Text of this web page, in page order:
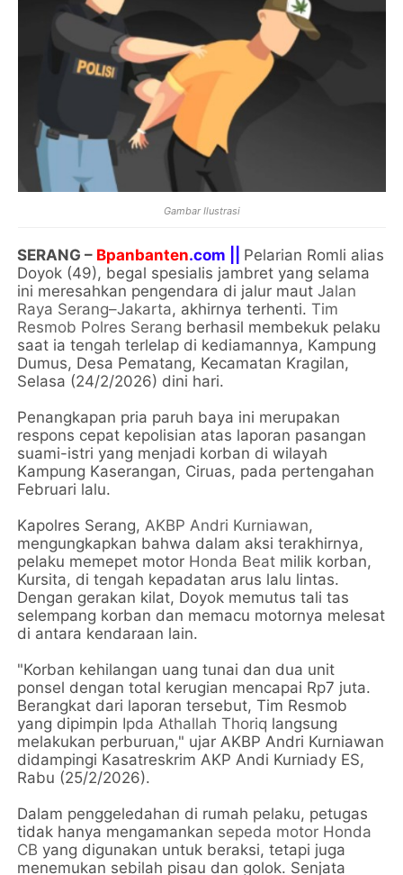
Gambar Ilustrasi
SERANG – Bpanbanten.com || Pelarian Romli alias
Doyok (49), begal spesialis jambret yang selama
ini meresahkan pengendara di jalur mautJalan
Raya Serang–Jakarta, akhirnya terhenti.Tim
Resmob Polres Serang berhasil membekuk pelaku
saat ia tengah terlelap di kediamannya, Kampung
Dumus, Desa Pematang, Kecamatan Kragilan,
Selasa (24/2/2026) dini hari.
Penangkapan pria paruh baya ini merupakan
respons cepat kepolisian atas laporan pasangan
suami-istri yang menjadi korban di wilayah
Kampung Kaserangan, Ciruas, pada pertengahan
Februari lalu.
Kapolres Serang, AKBP Andri Kurniawan,
mengungkapkan bahwa dalam aksi terakhirnya,
pelaku memepet motor Honda Beat milik korban,
Kursita, di tengah kepadatan arus lalu lintas.
Dengan gerakan kilat, Doyok memutus tali tas
selempang korban dan memacu motornya melesat
di antara kendaraan lain.
"Korban kehilangan uang tunai dan dua unit
ponsel dengan total kerugian mencapai Rp7 juta.
Berangkat dari laporan tersebut, Tim Resmob
yang dipimpin Ipda Athallah Thoriq langsung
melakukan perburuan," ujar AKBP Andri Kurniawan
didampingi Kasatreskrim AKP Andi Kurniady ES,
Rabu (25/2/2026).
Dalam penggeledahan di rumah pelaku, petugas
tidak hanya mengamankan sepeda motor Honda
CB yang digunakan untuk beraksi, tetapi juga
menemukan sebilah pisau dan golok. Senjata